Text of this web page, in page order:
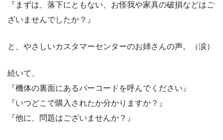
『まずは、落下にともない、お怪我や家具の破損などはご
ざいませんでしたか？』
と、やさしいカスタマーセンターのお姉さんの声。（涙）
続いて、
『機体の裏面にあるバーコードを呼んでください』
『いつどこで購入されたか分かりますか？』
『他に、問題はございませんか？』